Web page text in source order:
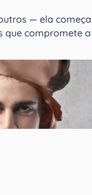
— ela
compromete